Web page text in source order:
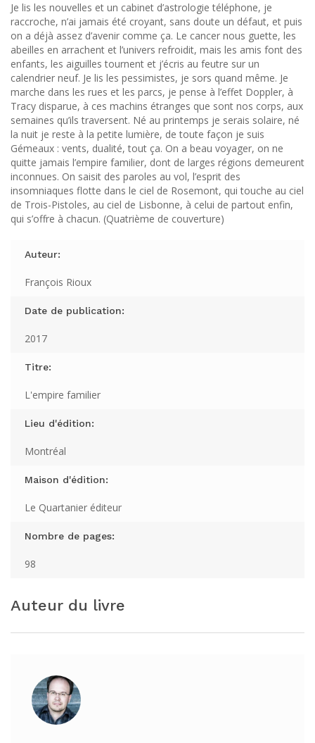
Je lis les nouvelles et un cabinet d’astrologie téléphone, je
raccroche, n’ai jamais été croyant, sans doute un défaut, et puis
on a déjà assez d’avenir comme ça. Le cancer nous guette, les
abeilles en arrachent et l’univers refroidit, mais les amis font des
enfants, les aiguilles tournent et j’écris au feutre sur un
calendrier neuf. Je lis les pessimistes, je sors quand même. Je
marche dans les rues et les parcs, je pense à l’effet Doppler, à
Tracy disparue, à ces machins étranges que sont nos corps, aux
semaines qu’ils traversent. Né au printemps je serais solaire, né
la nuit je reste à la petite lumière, de toute façon je suis
Gémeaux : vents, dualité, tout ça. On a beau voyager, on ne
quitte jamais l’empire familier, dont de larges régions demeurent
inconnues. On saisit des paroles au vol, l’esprit des
insomniaques flotte dans le ciel de Rosemont, qui touche au ciel
de Trois-Pistoles, au ciel de Lisbonne, à celui de partout enfin,
qui s’offre à chacun. (Quatrième de couverture)
Auteur:
François Rioux
Date de publication:
2017
Titre:
L'empire familier
Lieu d'édition:
Montréal
Maison d'édition:
Le Quartanier éditeur
Nombre de pages:
98
Auteur du livre